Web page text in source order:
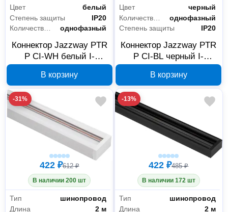
Цвет
белый
Степень защиты
IP20
Количество фаз
однофазный
Коннектор Jazzway PTR
P CI-WH белый I-
В корзину
Цвет
черный
Количество фаз
однофазный
Степень защиты
IP20
Коннектор Jazzway PTR
P CI-BL черный I-
В корзину
-31%
422 ₽612 ₽
В наличии 200 шт
Тип
шинопровод
Длина
2 м
-13%
422 ₽485 ₽
В наличии 172 шт
Тип
шинопровод
Длина
2 м